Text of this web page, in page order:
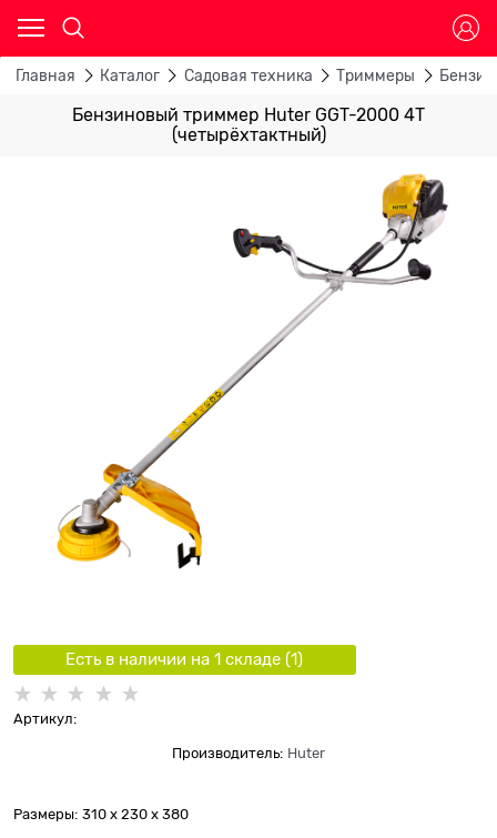
Главная Каталог Садовая техника Триммеры
Бензиновый триммер Huter GGT-2000 4Т
(четырёхтактный)
Есть в наличии на 1 складe (1)
Артикул:
Производитель: Huter
Размеры: 310 x 230 x 380